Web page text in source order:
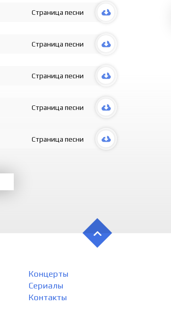
Страница песни
Страница песни
Страница песни
Страница песни
Страница песни
Концерты
Сериалы
Контакты